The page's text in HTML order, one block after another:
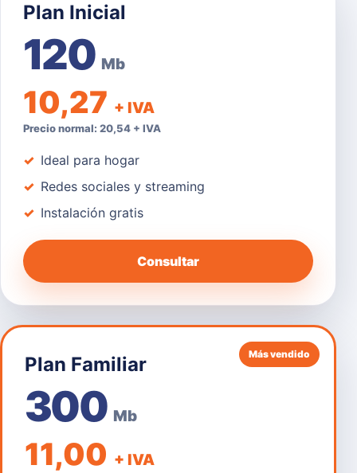
Plan Inicial
120 Mb
10,27 + IVA
Precio normal: 20,54 + IVA
Ideal para hogar
Redes sociales y streaming
Instalación gratis
Consultar
Más vendido
Plan Familiar
300 Mb
11,00 + IVA